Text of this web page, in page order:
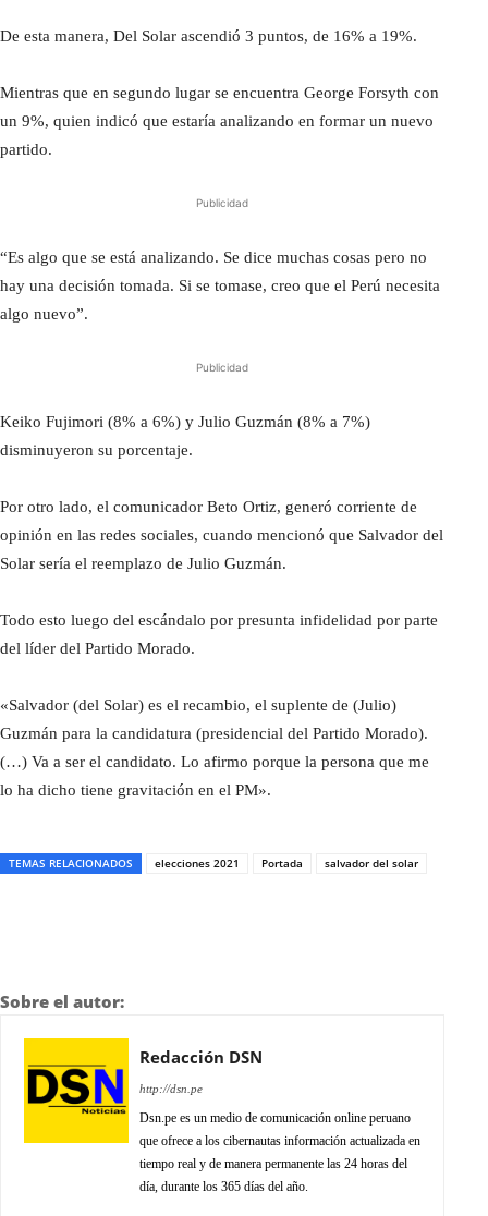
De esta manera, Del Solar ascendió 3 puntos, de 16% a 19%.
Mientras que en segundo lugar se encuentra George Forsyth con
un 9%, quien indicó que estaría analizando en formar un nuevo
partido.
Publicidad
“Es algo que se está analizando. Se dice muchas cosas pero no
hay una decisión tomada. Si se tomase, creo que el Perú necesita
algo nuevo”.
Publicidad
Keiko Fujimori (8% a 6%) y Julio Guzmán (8% a 7%)
disminuyeron su porcentaje.
Por otro lado, el comunicador Beto Ortiz, generó corriente de
opinión en las redes sociales, cuando mencionó que Salvador del
Solar sería el reemplazo de Julio Guzmán.
Todo esto luego del escándalo por presunta infidelidad por parte
del líder del Partido Morado.
«Salvador (del Solar) es el recambio, el suplente de (Julio)
Guzmán para la candidatura (presidencial del Partido Morado).
(…) Va a ser el candidato. Lo afirmo porque la persona que me
lo ha dicho tiene gravitación en el PM».
TEMAS RELACIONADOS elecciones 2021 Portada salvador del solar
Sobre el autor:
Redacción DSN
http://dsn.pe
Dsn.pe es un medio de comunicación online peruano
que ofrece a los cibernautas información actualizada en
tiempo real y de manera permanente las 24 horas del
día, durante los 365 días del año.